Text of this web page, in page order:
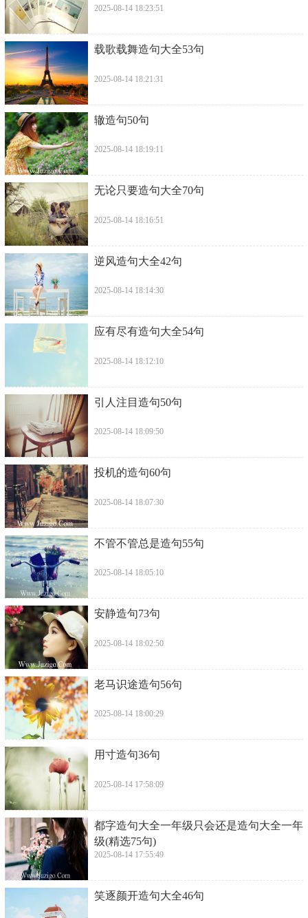
2025-08-14 18:23:51
​载歌载舞造句大全53句
2025-08-14 18:21:31
​辙造句50句
2025-08-14 18:19:11
​无论只要造句大全70句
2025-08-14 18:16:51
​逆风造句大全42句
2025-08-14 18:14:30
​应有尽有造句大全54句
2025-08-14 18:12:10
​引人注目造句50句
2025-08-14 18:09:50
​投机的造句60句
2025-08-14 18:07:30
​不管不管总是造句55句
2025-08-14 18:05:10
​安静造句73句
2025-08-14 18:02:50
​老马识途造句56句
2025-08-14 18:00:29
​用寸造句36句
2025-08-14 17:58:09
​都字造句大全一年级只会还是造句大全一年
级(精选75句)
2025-08-14 17:55:49
​笑逐颜开造句大全46句